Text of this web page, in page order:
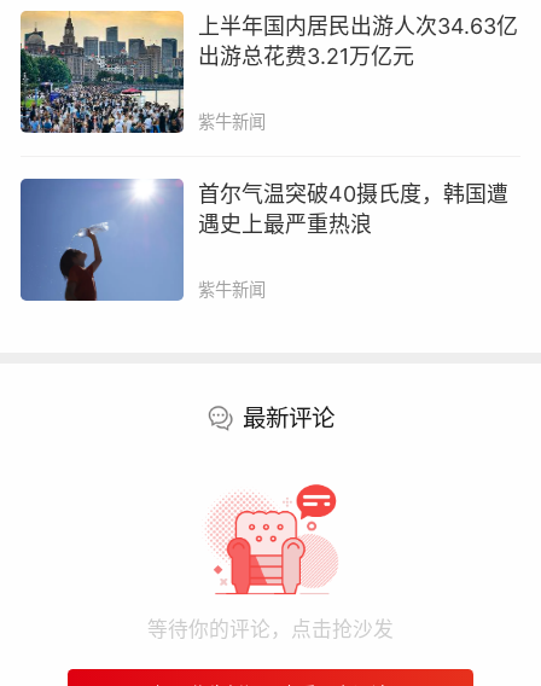
上半年国内居民出游人次34.63亿
出游总花费3.21万亿元
紫牛新闻
首尔气温突破40摄氏度，韩国遭
遇史上最严重热浪
紫牛新闻
最新评论
等待你的评论，点击抢沙发